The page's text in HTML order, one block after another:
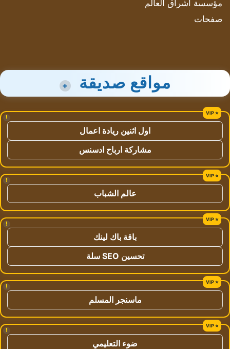
مؤسسة اشراق العالم
صفحات
مواقع صديقة +
!
اول اثنين ريادة اعمال
مشاركة ارباح ادسنس
!
عالم الشباب
!
باقة باك لينك
تحسين SEO سلة
!
ماسنجر المسلم
!
ضوء التعليمي